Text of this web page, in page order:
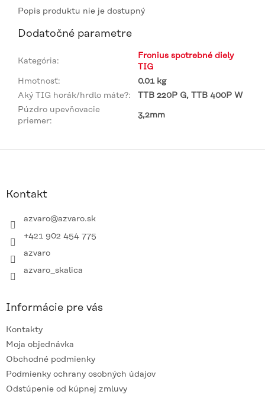
Popis produktu nie je dostupný
Dodatočné parametre
Kategória:
Fronius spotrebné diely
TIG
Hmotnosť:
0.01 kg
Aký TIG horák/hrdlo máte?:
TTB 220P G, TTB 400P W
Púzdro upevňovacie
priemer:
3,2mm
Kontakt
azvaro@azvaro.sk
+421 902 454 775
azvaro
azvaro_skalica
Informácie pre vás
Kontakty
Moja objednávka
Obchodné podmienky
Podmienky ochrany osobných údajov
Odstúpenie od kúpnej zmluvy